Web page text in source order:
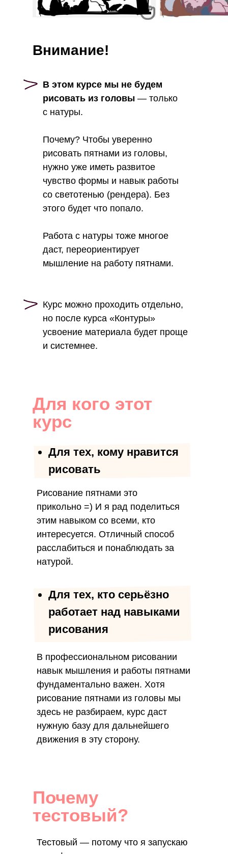
Внимание!
В этом курсе мы не будем
рисовать из головы — только
с натуры.
Почему? Чтобы уверенно
рисовать пятнами из головы,
нужно уже иметь развитое
чувство формы и навык работы
со светотенью (рендера). Без
этого будет что попало.
Работа с натуры тоже многое
даст, переориентирует
мышление на работу пятнами.
Курс можно проходить отдельно,
но после курса «Контуры»
усвоение материала будет проще
и системнее.
Для кого этот
курс
Для тех, кому нравится
рисовать
Рисование пятнами это
прикольно =) И я рад поделиться
этим навыком со всеми, кто
интересуется. Отличный способ
расслабиться и понаблюдать за
натурой.
Для тех, кто серьёзно
работает над навыками
рисования
В профессиональном рисовании
навык мышления и работы пятнами
фундаментально важен. Хотя
рисование пятнами из головы мы
здесь не разбираем, курс даст
нужную базу для дальнейшего
движения в эту сторону.
Почему
тестовый?
Тестовый — потому что я запускаю